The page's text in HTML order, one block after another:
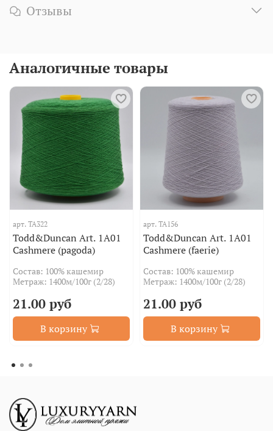
Отзывы
Аналогичные товары
арт. TA322
Todd&Duncan Art. 1A01
Cashmere (pagoda)
Состав: 100% кашемир
Метраж: 1400м/100г (2/28)
21.00 руб
В корзину
арт. TA156
Todd&Duncan Art. 1A01
Cashmere (faerie)
Состав: 100% кашемир
Метраж: 1400м/100г (2/28)
21.00 руб
В корзину